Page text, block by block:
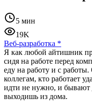
5 мин
19K
Веб-разработка *
Я как любой айтишник
сидя на работе перед
еду на работу и с
коллегам, кто работает
идти не нужно, и бывают
выходишь из дома.